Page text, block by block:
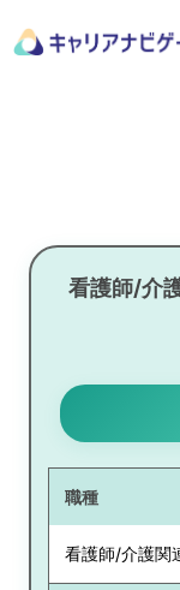
看護師/介
職種
看護師/介護関